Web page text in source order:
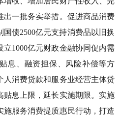
出一批务实举措。促进商品消费
债2500亿元支持消费品以旧换
1000亿元财政金融协同促内需
息、融资担保、风险补偿等方
人消费贷款和服务业经营主体贷
贴息上限，延长实施期限。实施
施服务消费提质惠民行动，打造